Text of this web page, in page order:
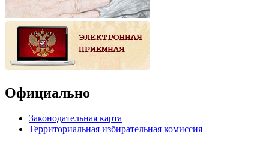
Официально
Законодательная карта
Территориальная избирательная комиссия